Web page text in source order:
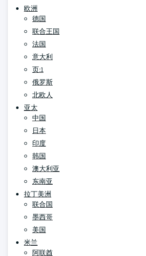
欧洲
德国
联合王国
法国
意大利
页:1
俄罗斯
北欧人
亚太
中国
日本
印度
韩国
澳大利亚
东南亚
拉丁美洲
联合国
墨西哥
美国
米兰
阿联酋